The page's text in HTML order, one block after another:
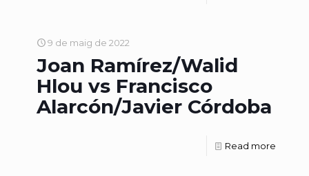
9 de maig de 2022
Joan Ramírez/Walid
Hlou vs Francisco
Alarcón/Javier Córdoba
Read more